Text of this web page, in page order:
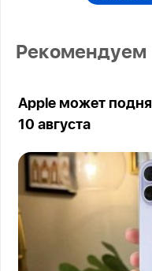
Рекомендуем
Apple может
10 августа